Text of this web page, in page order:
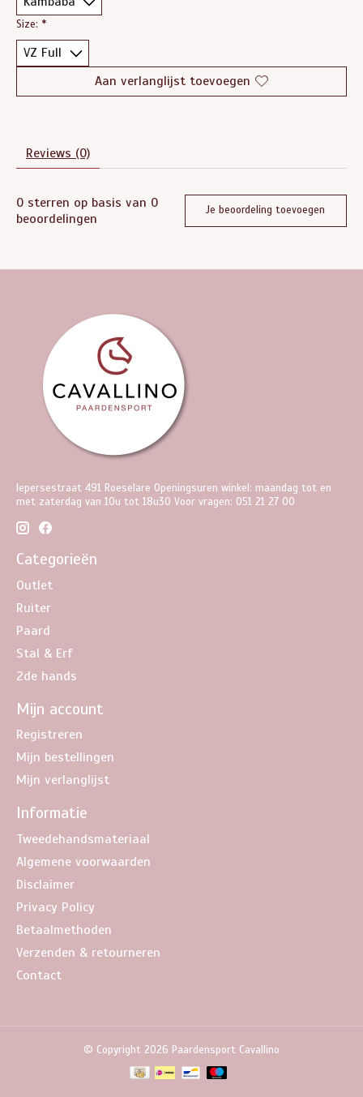
Size: *
Aan verlanglijst toevoegen
Reviews (0)
0 sterren op basis van 0
beoordelingen
Je beoordeling toevoegen
Iepersestraat 491 Roeselare Openingsuren winkel: maandag tot en
met zaterdag van 10u tot 18u30 Voor vragen: 051 21 27 00
Categorieën
Outlet
Ruiter
Paard
Stal & Erf
2de hands
Mijn account
Registreren
Mijn bestellingen
Mijn verlanglijst
Informatie
Tweedehandsmateriaal
Algemene voorwaarden
Disclaimer
Privacy Policy
Betaalmethoden
Verzenden & retourneren
Contact
© Copyright 2026 Paardensport Cavallino